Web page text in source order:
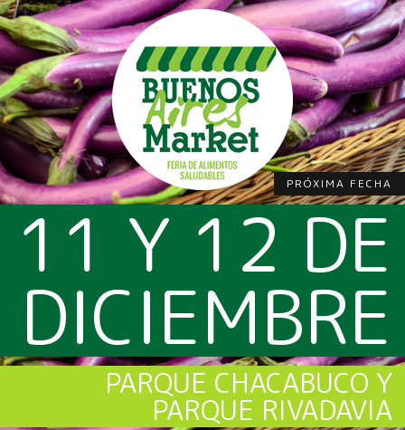
PRÓXIMA FECHA
11 Y 12 DE
DICIEMBRE
PARQUE CHACABUCO Y
PARQUE RIVADAVIA